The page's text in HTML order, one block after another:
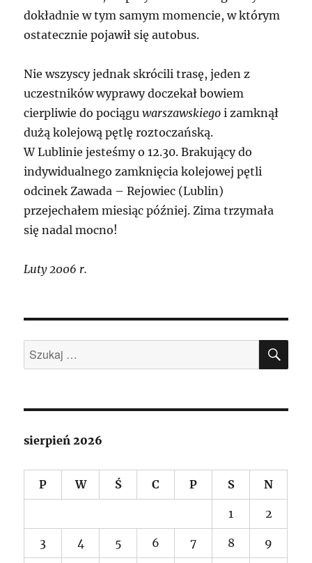
dokładnie w tym samym momencie, w którym
ostatecznie pojawił się autobus.
Nie wszyscy jednak skrócili trasę, jeden z
uczestników wyprawy doczekał bowiem
cierpliwie do pociąguwarszawskiego i zamknął
dużą kolejową pętlę roztoczańską.
W Lublinie jesteśmy o 12.30. Brakujący do
indywidualnego zamknięcia kolejowej pętli
odcinek Zawada – Rejowiec (Lublin)
przejechałem miesiąc później. Zima trzymała
się nadal mocno!
Luty 2006 r.
Szukaj:
sierpień 2026
P W Ś C P S N
1 2
3 4 5 6 7 8 9